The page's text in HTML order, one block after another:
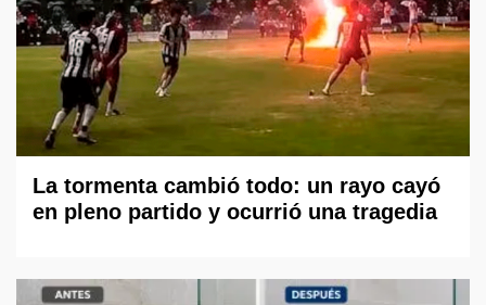
La tormenta cambió todo: un rayo cayó
en pleno partido y ocurrió una tragedia